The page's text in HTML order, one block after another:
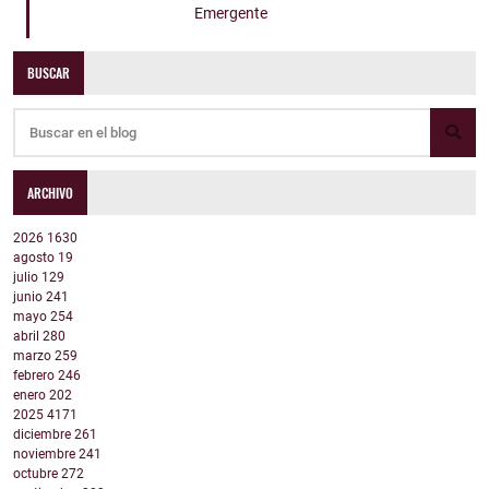
Emergente
BUSCAR
ARCHIVO
2026 1630
agosto 19
julio 129
junio 241
mayo 254
abril 280
marzo 259
febrero 246
enero 202
2025 4171
diciembre 261
noviembre 241
octubre 272